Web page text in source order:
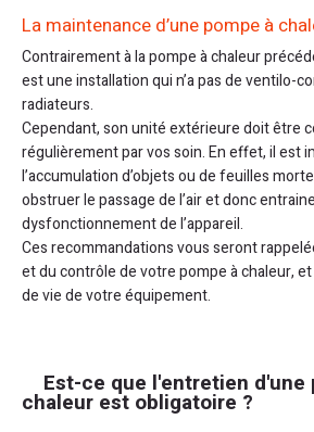
La maintenance d’une pompe à
Contrairement à la pompe à chaleur
est une installation qui n’a pas de ventilo-
radiateurs.
Cependant, son unité extérieure doit être
régulièrement par vos soin. En effet, il est
l’accumulation d’objets ou de feuilles
obstruer le passage de l’air et donc
dysfonctionnement de l’appareil.
Ces recommandations vous seront
et du contrôle de votre pompe à chaleur,
de vie de votre équipement.
Est-ce que l'entretien d'une
chaleur est obligatoire ?